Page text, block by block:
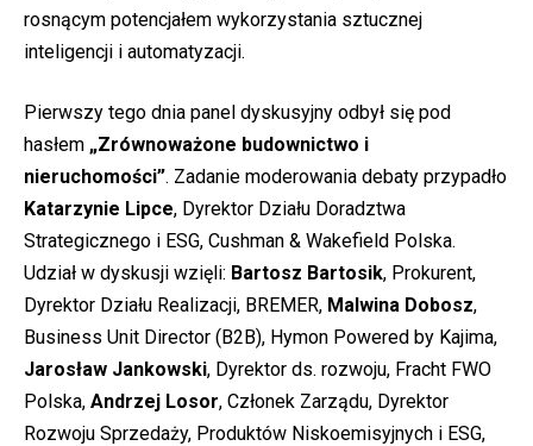
rosnącym potencjałem wykorzystania sztucznej
inteligencji i automatyzacji.
Pierwszy tego dnia panel dyskusyjny odbył się pod
hasłem „Zrównoważone budownictwo i
nieruchomości”. Zadanie moderowania debaty przypadło
Katarzynie Lipce, Dyrektor Działu Doradztwa
Strategicznego i ESG, Cushman & Wakefield Polska.
Udział w dyskusji wzięli: Bartosz Bartosik, Prokurent,
Dyrektor Działu Realizacji, BREMER, Malwina Dobosz,
Business Unit Director (B2B), Hymon Powered by Kajima,
Jarosław Jankowski, Dyrektor ds. rozwoju, Fracht FWO
Polska, Andrzej Losor, Członek Zarządu, Dyrektor
Rozwoju Sprzedaży, Produktów Niskoemisyjnych i ESG,